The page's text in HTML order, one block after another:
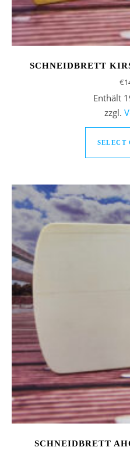
SCHNEIDBRETT
€
Enthält
zzgl.
SELECT
SCHNEIDBRETT